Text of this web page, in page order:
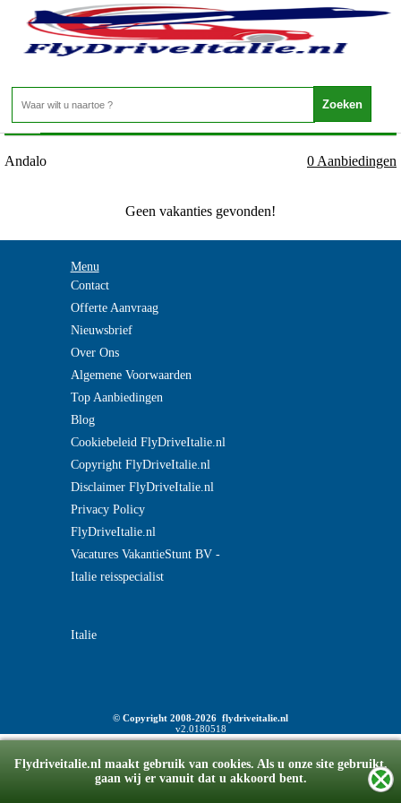
Flydriveitalie.nl maakt gebruik van cookies. Als u onze site gebruikt,
gaan wij er vanuit dat u akkoord bent.
Italie - DOLOMIETEN - Andalo
Home>
Andalo 0 Aanbiedingen
Geen vakanties gevonden!
Menu
Contact
Offerte Aanvraag
Nieuwsbrief
Over Ons
Algemene Voorwaarden
Top Aanbiedingen
Blog
Cookiebeleid FlyDriveItalie.nl
Copyright FlyDriveItalie.nl
Disclaimer FlyDriveItalie.nl
Privacy Policy
FlyDriveItalie.nl
Vacatures VakantieStunt BV -
Italie reisspecialist
Italie
© Copyright 2008-2026 flydriveitalie.nl
v2.0180518